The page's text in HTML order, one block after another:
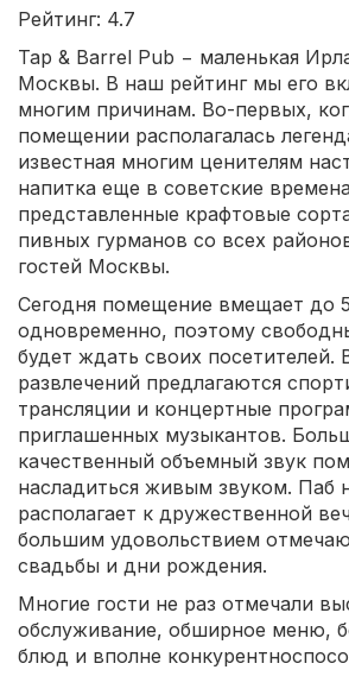
Рейтинг: 4.7
Tap & Barrel Pub − маленькая
Москвы. В наш рейтинг мы его
многим причинам. Во-первых,
помещении располагалась
известная многим ценителям
напитка еще в советские
представленные крафтовые
пивных гурманов со всех
гостей Москвы.
Сегодня помещение вмещает до
одновременно, поэтому
будет ждать своих посетителей.
развлечений предлагаются
трансляции и концертные
приглашенных музыкантов.
качественный объемный звук
насладиться живым звуком. Паб
располагает к дружественной
большим удовольствием
свадьбы и дни рождения.
Многие гости не раз отмечали
обслуживание, обширное меню,
блюд и вполне